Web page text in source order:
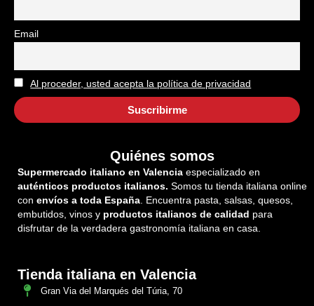
Email
Al proceder, usted acepta la política de privacidad
Quiénes somos
Supermercado italiano en Valencia especializado en
auténticos productos italianos. Somos tu tienda italiana online
con envíos a toda España. Encuentra pasta, salsas, quesos,
embutidos, vinos y productos italianos de calidad para
disfrutar de la verdadera gastronomía italiana en casa.
Tienda italiana en Valencia
Gran Via del Marqués del Túria, 70